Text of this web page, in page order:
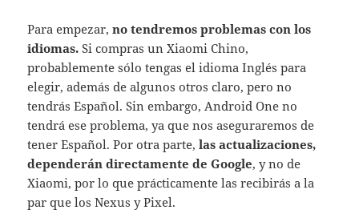
Para empezar,no tendremos problemas con los
idiomas. Si compras un Xiaomi Chino,
probablemente sólo tengas el idioma Inglés para
elegir, además de algunos otros claro, pero no
tendrás Español. Sin embargo, Android One no
tendrá ese problema, ya que nos aseguraremos de
tener Español. Por otra parte,las actualizaciones,
dependerán directamente de Google, y no de
Xiaomi, por lo que prácticamente las recibirás a la
par que los Nexus y Pixel.